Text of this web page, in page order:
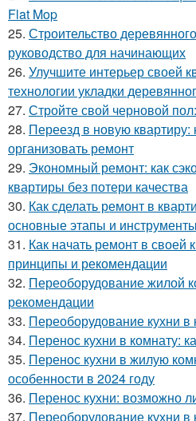
Flat Mop
25. Строительство
руководство для начинающих
26. Улучшите интерьер своей
технологии укладки
27. Стройте свой черновой
28. Переезд в новую квартиру:
организовать ремонт
29. Экономный ремонт: как
квартиры без потери качества
30. Как сделать ремонт в
основные этапы и инструменты
31. Как начать ремонт в своей
принципы и рекомендации
32. Переоборудование жилой
рекомендации
33. Переоборудование кухни
34. Перенос кухни в комнату:
35. Перенос кухни в жилую
особенности в 2024 году
36. Перенос кухни: возможно
37. Переоборудование кухни в